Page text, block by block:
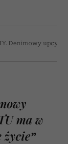
Denimowy
ma w
życie”